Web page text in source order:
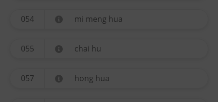
054 mi meng hua
055 chai hu
057 hong hua